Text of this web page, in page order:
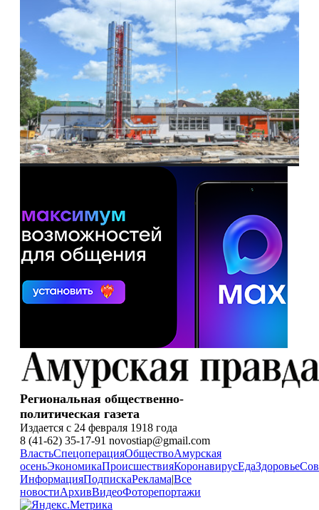
Региональная общественно-
политическая газета
Издается с 24 февраля 1918 года
8 (41-62) 35-17-91 novostiap@gmail.com
ВластьСпецоперацияОбществоАмурская
осеньЭкономикаПроисшествияКоронавирусЕдаЗдоровье
ИнформацияПодпискаРеклама|Все
новостиАрхивВидеоФоторепортажи